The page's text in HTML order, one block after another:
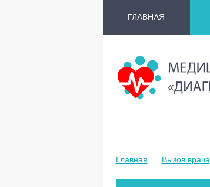
ГЛАВНАЯ
Главная → Вызов врача